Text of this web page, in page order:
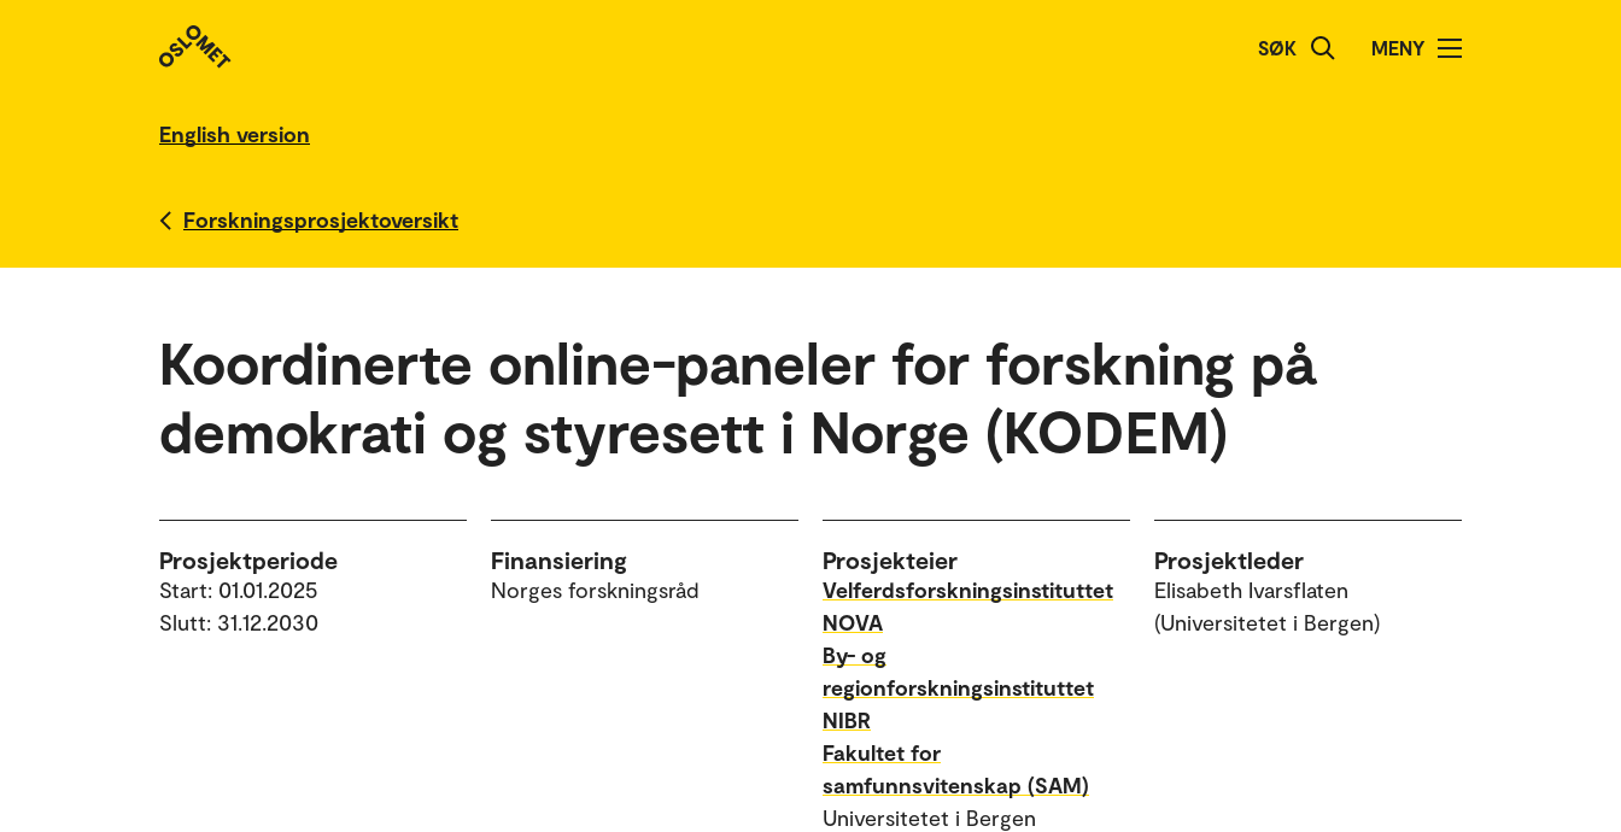
SØK MENY
English version
Forskningsprosjektoversikt
Koordinerte online-paneler for forskning på
demokrati og styresett i Norge (KODEM)
Prosjektperiode
Start: 01.01.2025
Slutt: 31.12.2030
Finansiering
Norges forskningsråd
Prosjekteier
Velferdsforskningsinstituttet
NOVA
By- og
regionforskningsinstituttet
NIBR
Fakultet for
samfunnsvitenskap (SAM)
Universitetet i Bergen
Prosjektleder
Elisabeth Ivarsflaten
(Universitetet i Bergen)